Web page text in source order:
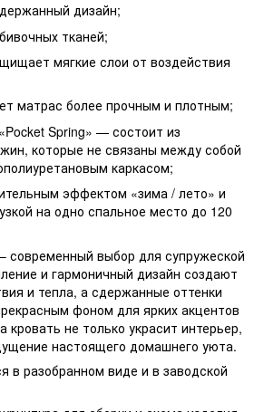
дизайн;
тканей;
мягкие слои от воздействия
матрас более прочным и плотным;
Spring» — состоит из
которые не связаны между собой
каркасом;
эффектом «зима / лето» и
на одно спальное место до 120
современный выбор для супружеской
и гармоничный дизайн создают
и тепла, а сдержанные оттенки
фоном для ярких акцентов
не только украсит интерьер,
настоящего домашнего уюта.
в разобранном виде и в заводской